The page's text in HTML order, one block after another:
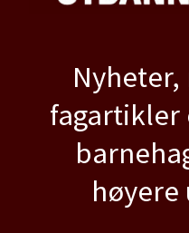
fagartikler